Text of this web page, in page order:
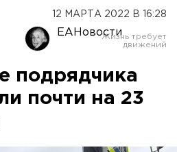
Оренбург
12 МАРТА 2022 В 16:28
ЕАНовости
подрядчика
почти на 23